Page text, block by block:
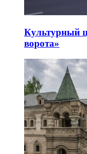
Культурный
ворота»